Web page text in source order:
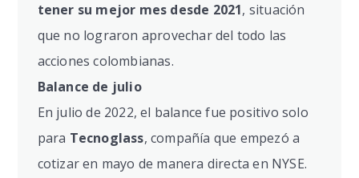
tener su mejor mes desde 2021, situación
que no lograron aprovechar del todo las
acciones colombianas.
Balance de julio
En julio de 2022, el balance fue positivo solo
para Tecnoglass, compañía que empezó a
cotizar en mayo de manera directa en NYSE.